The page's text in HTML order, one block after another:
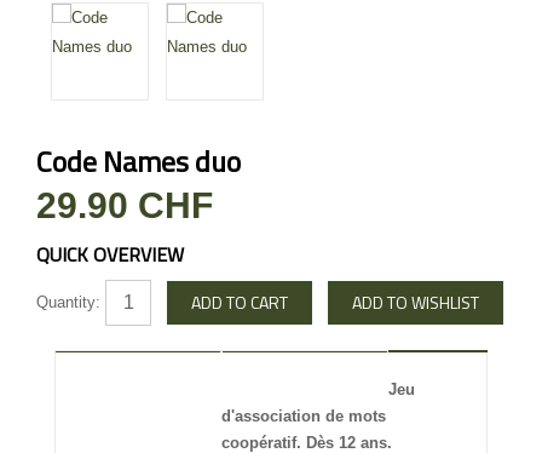
Code Names duo
29.90 CHF
QUICK OVERVIEW
Quantity:
Jeu
d'association de mots
coopératif. Dès 12 ans.